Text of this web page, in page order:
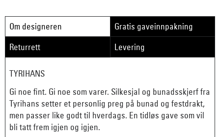
Om designeren
Gratis gaveinnpakning
Returrett
Levering
TYRIHANS
Gi noe fint. Gi noe som varer. Silkesjal og bunadsskjerf fra
Tyrihans setter et personlig preg på bunad og festdrakt,
men passer like godt til hverdags. En tidløs gave som vil
bli tatt frem igjen og igjen.